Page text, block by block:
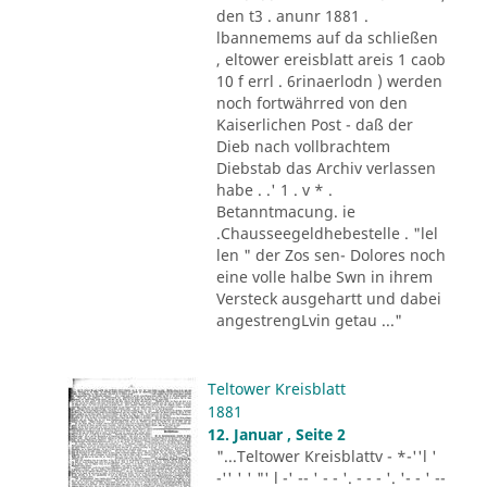
den t3 . anunr 1881 .
lbannemems auf da schließen
, eltower ereisblatt areis 1 caob
10 f errl . 6rinaerlodn ) werden
noch fortwährred von den
Kaiserlichen Post - daß der
Dieb nach vollbrachtem
Diebstab das Archiv verlassen
habe . .' 1 . v * .
Betanntmacung. ie
.Chausseegeldhebestelle . "lel
len " der Zos sen- Dolores noch
eine volle halbe Swn in ihrem
Versteck ausgehartt und dabei
angestrengLvin getau ..."
Teltower Kreisblatt
1881
12. Januar , Seite 2
"...Teltower Kreisblattv - *-''l '
-'' ' ' "' l -' -- ' - - '. - - - '. '- - ' --